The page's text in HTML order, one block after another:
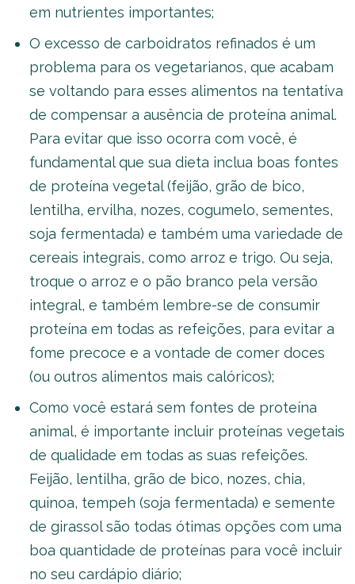
em nutrientes importantes;
O excesso de carboidratos refinados é um
problema para os vegetarianos, que acabam
se voltando para esses alimentos na tentativa
de compensar a ausência de proteína animal.
Para evitar que isso ocorra com você, é
fundamental que sua dieta inclua boas fontes
de proteína vegetal (feijão, grão de bico,
lentilha, ervilha, nozes, cogumelo, sementes,
soja fermentada) e também uma variedade de
cereais integrais, como arroz e trigo. Ou seja,
troque o arroz e o pão branco pela versão
integral, e também lembre-se de consumir
proteína em todas as refeições, para evitar a
fome precoce e a vontade de comer doces
(ou outros alimentos mais calóricos);
Como você estará sem fontes de proteína
animal, é importante incluir proteínas vegetais
de qualidade em todas as suas refeições.
Feijão, lentilha, grão de bico, nozes, chia,
quinoa, tempeh (soja fermentada) e semente
de girassol são todas ótimas opções com uma
boa quantidade de proteínas para você incluir
no seu cardápio diário;